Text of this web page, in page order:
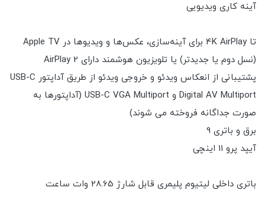
آینه کاری ویدیویی
تا 4K AirPlay برای آینه‌سازی، عکس‌ها و ویدیوها در Apple TV
(نسل دوم یا جدیدتر) یا تلویزیون هوشمند دارای AirPlay 2
پشتیبانی از انعکاس ویدئو و خروجی ویدئو از طریق آداپتور USB-C
Digital AV Multiport و USB-C VGA Multiport (آداپتورها به
صورت جداگانه فروخته می شوند)
برق و باتری 9
آیپد پرو 11 اینچی
باتری داخلی لیتیوم پلیمری قابل شارژ 28.65 وات ساعت